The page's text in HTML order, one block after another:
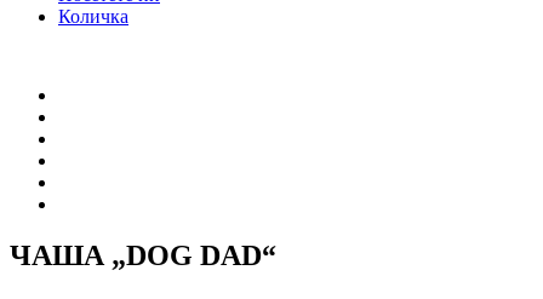
Количка
ЧАША „DOG DAD“